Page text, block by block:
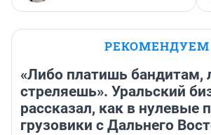
РЕКОМЕНДУЕМ
«Либо платишь бандитам,
стреляешь». Уральский
рассказал, как в нулевые
грузовики с Дальнего